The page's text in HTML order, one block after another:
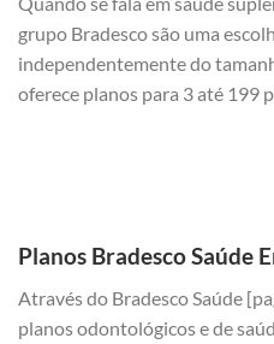
grupo Bradesco são uma
independentemente do
oferece planos para 3 até 199
Planos Bradesco Saúde
Através do Bradesco Saúde
planos odontológicos e de